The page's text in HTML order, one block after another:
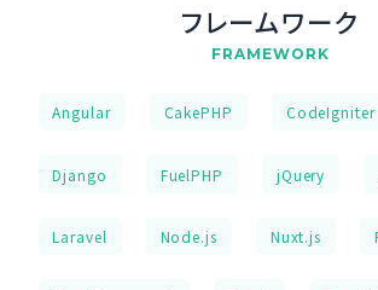
フレームワーク
FRAMEWORK
Angular CakePHP CodeIgniter
Django FuelPHP jQuery
Laravel Node.js Nuxt.js